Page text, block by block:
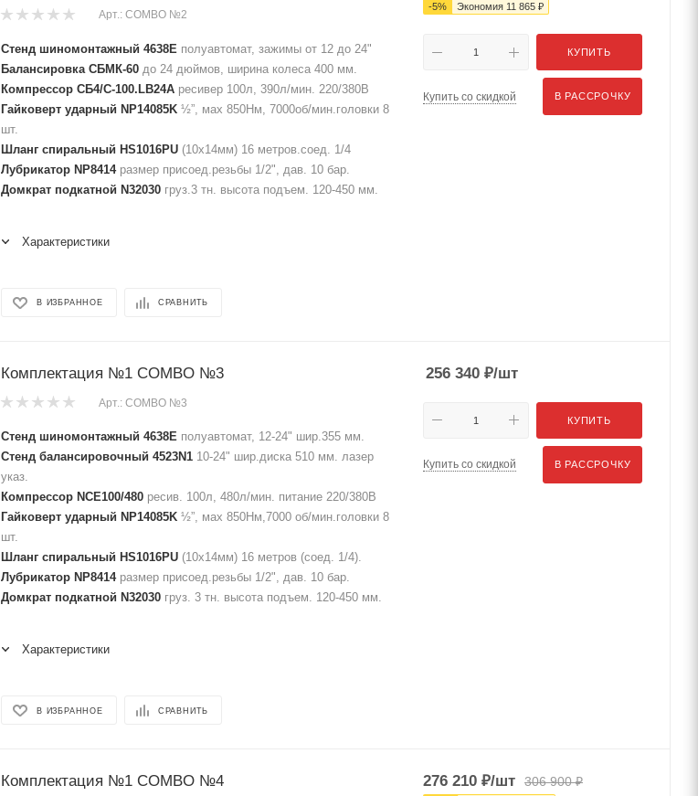
Арт.: COMBO №2
Стенд шиномонтажный 4638E полуавтомат, зажимы от 12 до 24"
Балансировка СБМК-60 до 24 дюймов, ширина колеса 400 мм.
Компрессор СБ4/С-100.LB24A ресивер 100л, 390л/мин. 220/380В
Гайковерт ударный NP14085K ½”, мах 850Нм, 7000об/мин.головки 8
шт.
Шланг спиральный HS1016PU (10х14мм) 16 метров.соед. 1/4
Лубрикатор NP8414размер присоед.резьбы 1/2", дав. 10 бар.
Домкрат подкатной N32030 груз.3 тн. высота подъем. 120-450 мм.
Характеристики
В ИЗБРАННОЕ СРАВНИТЬ
-5% Экономия 11 865 ₽
КУПИТЬ
Купить со скидкой В РАССРОЧКУ
Комплектация №1 COMBO №3
Арт.: COMBO №3
Стенд шиномонтажный 4638E полуавтомат, 12-24" шир.355 мм.
Стенд балансировочный 4523N1 10-24" шир.диска 510 мм. лазер
указ.
Компрессор NCE100/480 ресив. 100л, 480л/мин. питание 220/380В
Гайковерт ударный NP14085K ½”, мах 850Нм,7000 об/мин.головки 8
шт.
Шланг спиральный HS1016PU (10х14мм) 16 метров (соед. 1/4).
Лубрикатор NP8414размер присоед.резьбы 1/2", дав. 10 бар.
Домкрат подкатной N32030 груз. 3 тн. высота подъем. 120-450 мм.
Характеристики
В ИЗБРАННОЕ СРАВНИТЬ
256 340 ₽/шт
КУПИТЬ
Купить со скидкой В РАССРОЧКУ
Комплектация №1 COMBO №4 276 210 ₽/шт 306 900₽